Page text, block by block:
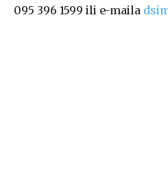
095 396 1599 ili e-maila